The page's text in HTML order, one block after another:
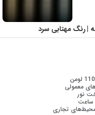
محیط‌های تجاری